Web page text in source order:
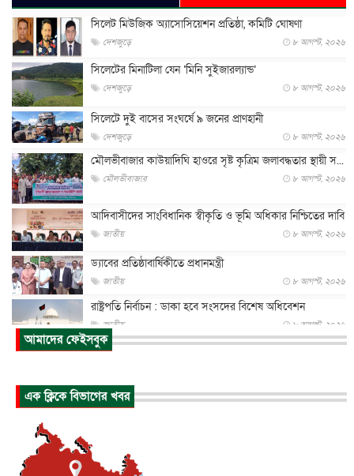
সিলেট মিউজিক অ্যাসোসিয়েশন প্রতিষ্ঠা, কমিটি ঘোষণা
দেশজুড়ে ৮ আগস্ট, ২০২৬
সিলেটের মিনাটিলা যেন ‘মিনি সুইজারল্যান্ড’
দেশজুড়ে ৮ আগস্ট, ২০২৬
সিলেটে দুই বাসের সংঘর্ষে ৯ জনের প্রাণহানী
দেশজুড়ে ৮ আগস্ট, ২০২৬
মৌলভীবাজার কাউয়াদিঘি হাওরে সৃষ্ট কৃত্রিম জলাবদ্ধতার স্থায়ী স...
মৌলভীবাজার ৮ আগস্ট, ২০২৬
আদিবাসীদের সাংবিধানিক স্বীকৃতি ও ভূমি অধিকার নিশ্চিতের দাবি
জাতীয় ৮ আগস্ট, ২০২৬
ড্যাবের প্রতিষ্ঠাবার্ষিকীতে প্রধানমন্ত্রী
জাতীয় ৮ আগস্ট, ২০২৬
রাষ্ট্রপতি নির্বাচন : ডাকা হবে সংসদের বিশেষ অধিবেশন
জাতীয় ৮ আগস্ট, ২০২৬
প্রধানমন্ত্রীর সঙ্গে সাক্ষাতে খুদে শিল্পী অনুশ্রী রায়ের স্বপ...
পাকিস্তান-তুরস্কের সঙ্গে প্রতিরক্ষা চুক্তি সৌদি আরবকে কতটা ন...
যুক্তরাজ্যে গ্রুমিং কেলেঙ্কারি : পাকিস্তানির অপরাধে অস্বস্তি...
আন্তর্জাতিক
আমাদের ফেইসবুক
এক ক্লিকে বিভাগের খবর